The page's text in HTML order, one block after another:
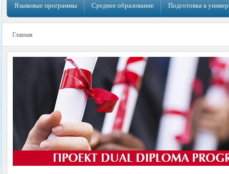
Языковые программы Среднее образование Подготовка к
Главная